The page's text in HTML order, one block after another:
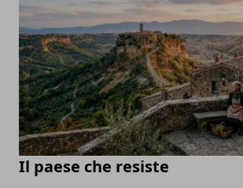
Il paese che resiste